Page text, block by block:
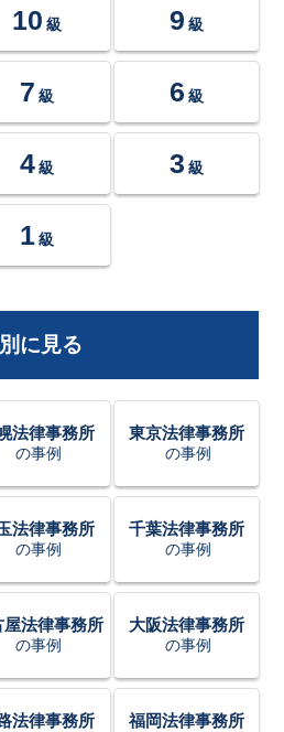
10 級 9 級
7 級 6 級
4 級 3 級
1 級
に見る
法律事務所
の事例
東京法律事務所
の事例
法律事務所
の事例
千葉法律事務所
の事例
屋法律事務所
の事例
大阪法律事務所
の事例
法律事務所 福岡法律事務所